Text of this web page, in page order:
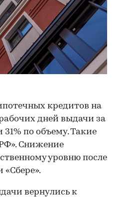
кредитов на
дней выдачи за
по объему. Такие
Снижение
уровню после
вернулись к